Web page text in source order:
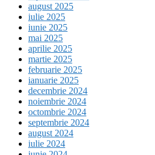
august 2025
iulie 2025
iunie 2025
mai 2025
aprilie 2025
martie 2025
februarie 2025
ianuarie 2025
decembrie 2024
noiembrie 2024
octombrie 2024
septembrie 2024
august 2024
iulie 2024